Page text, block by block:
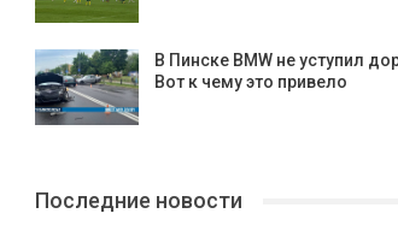
В Пинске BMW не уступил
Вот к чему это привело
Последние новости